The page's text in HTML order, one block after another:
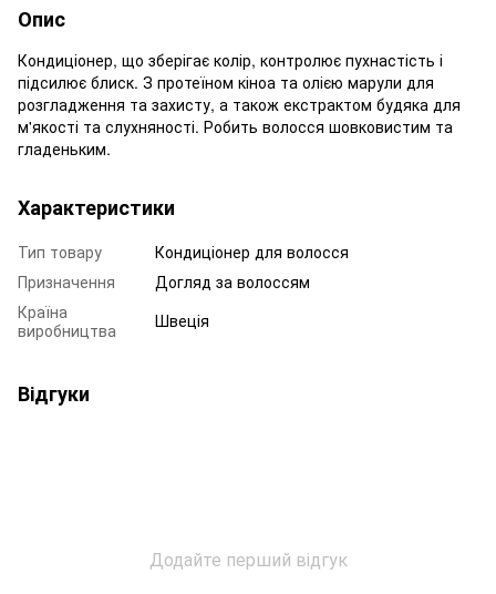
Опис
Кондиціонер, що зберігає колір, контролює пухнастість і
підсилює блиск. З протеїном кіноа та олією марули для
розгладження та захисту, а також екстрактом будяка для
м'якості та слухняності. Робить волосся шовковистим та
гладеньким.
Характеристики
Тип товару
Кондиціонер для волосся
Призначення
Догляд за волоссям
Країна
виробництва
Швеція
Відгуки
Додайте перший відгук